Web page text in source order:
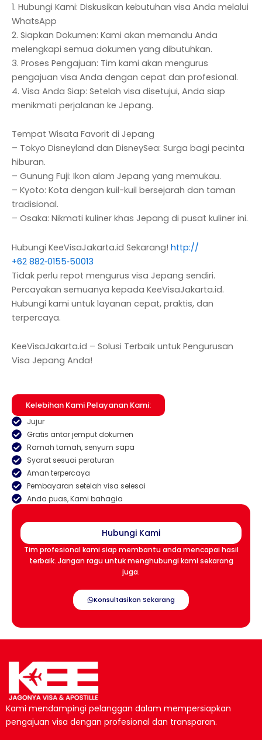
1. Hubungi Kami: Diskusikan kebutuhan visa Anda melalui
WhatsApp
2. Siapkan Dokumen: Kami akan memandu Anda
melengkapi semua dokumen yang dibutuhkan.
3. Proses Pengajuan: Tim kami akan mengurus
pengajuan visa Anda dengan cepat dan profesional.
4. Visa Anda Siap: Setelah visa disetujui, Anda siap
menikmati perjalanan ke Jepang.
Tempat Wisata Favorit di Jepang
– Tokyo Disneyland dan DisneySea: Surga bagi pecinta
hiburan.
– Gunung Fuji: Ikon alam Jepang yang memukau.
– Kyoto: Kota dengan kuil-kuil bersejarah dan taman
tradisional.
– Osaka: Nikmati kuliner khas Jepang di pusat kuliner ini.
Hubungi KeeVisaJakarta.id Sekarang! http://‪
+62 882‑0155‑50013‬
Tidak perlu repot mengurus visa Jepang sendiri.
Percayakan semuanya kepada KeeVisaJakarta.id.
Hubungi kami untuk layanan cepat, praktis, dan
terpercaya.
KeeVisaJakarta.id – Solusi Terbaik untuk Pengurusan
Visa Jepang Anda!
Kelebihan Kami Pelayanan Kami:
Jujur
Gratis antar jemput dokumen
Ramah tamah, senyum sapa
Syarat sesuai peraturan
Aman terpercaya
Pembayaran setelah visa selesai
Anda puas, Kami bahagia
Hubungi Kami
Tim profesional kami siap membantu anda mencapai hasil
terbaik. Jangan ragu untuk menghubungi kami sekarang
juga.
Konsultasikan Sekarang
Kami mendampingi pelanggan dalam mempersiapkan
pengajuan visa dengan profesional dan transparan.